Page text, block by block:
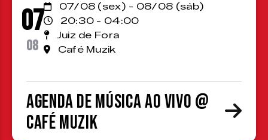
07
08
07/08 (sex) - 08/08 (sáb)
20:30 - 04:00
Juiz de Fora
Café Muzik
Agenda de Música ao Vivo @
Café Muzik